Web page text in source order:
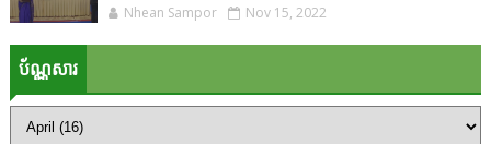
Nhean Sampor Nov 15, 2022
ប័ណ្ណសារ